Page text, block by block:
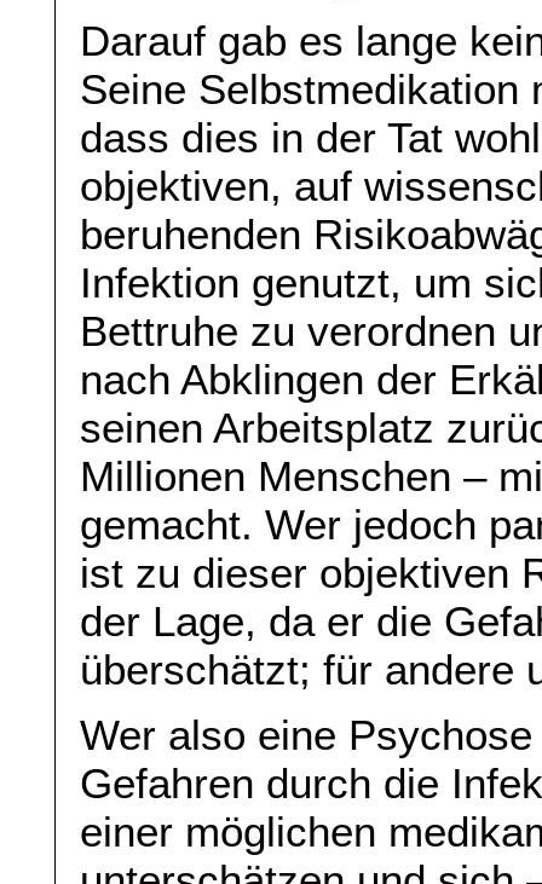
Darauf gab es lange
Seine Selbstmedikation
dass dies in der Tat
objektiven, auf
beruhenden
Infektion genutzt, um
Bettruhe zu verordnen
nach Abklingen der
seinen Arbeitsplatz
Millionen Menschen –
gemacht. Wer jedoch
ist zu dieser objektiven
der Lage, da er die
überschätzt; für andere
Wer also eine
Gefahren durch die
einer möglichen